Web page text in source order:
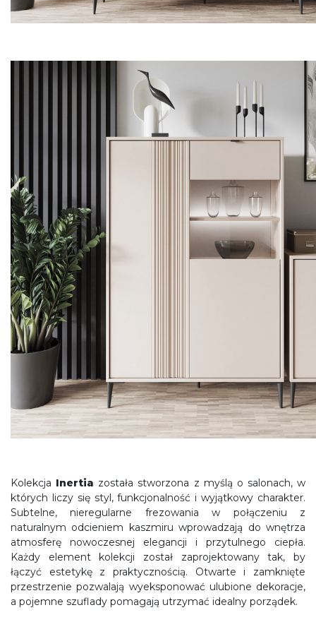
Kolekcja Inertia została stworzona z myślą o salonach, w
których liczy się styl, funkcjonalność i wyjątkowy charakter.
Subtelne, nieregularne frezowania w połączeniu z
naturalnym odcieniem kaszmiru wprowadzają do wnętrza
atmosferę nowoczesnej elegancji i przytulnego ciepła.
Każdy element kolekcji został zaprojektowany tak, by
łączyć estetykę z praktycznością. Otwarte i zamknięte
przestrzenie pozwalają wyeksponować ulubione dekoracje,
a pojemne szuflady pomagają utrzymać idealny porządek.